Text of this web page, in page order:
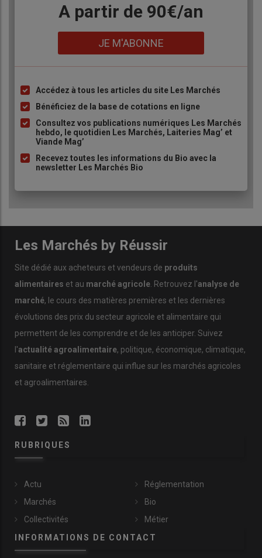
BodyA partir de 90€/an
JE M'ABONNE
Liste
à
puce
Accédez à tous les articles du site Les Marchés
Bénéficiez de la base de cotations en ligne
Consultez vos publications numériques Les Marchés
hebdo, le quotidien Les Marchés, Laiteries Mag’ et
Viande Mag’
Recevez toutes les informations du Bio avec la
newsletter Les Marchés Bio
Les Marchés by Réussir
Site dédié aux acheteurs et vendeurs de produits
alimentaires et au marché agricole. Retrouvez l'analyse de
marché, le cours des matières premières et les dernières
évolutions des prix du secteur agricole et alimentaire qui
permettent de les comprendre et de les anticiper. Suivez
l'actualité agroalimentaire, politique, économique, climatique,
sanitaire et réglementaire qui influe sur les marchés agricoles
et agroalimentaires.
RUBRIQUES
Actu
Marchés
Collectivités
Réglementation
Bio
Métier
INFORMATIONS DE CONTACT